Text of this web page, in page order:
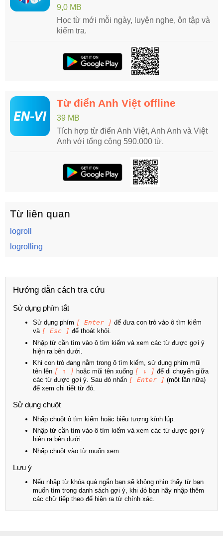
9,0 MB
Học từ mới mỗi ngày, luyện nghe, ôn tập và
kiểm tra.
Từ điển Anh Việt offline
39 MB
Tích hợp từ điển Anh Việt, Anh Anh và Việt
Anh với tổng cộng 590.000 từ.
Từ liên quan
logroll
logrolling
Hướng dẫn cách tra cứu
Sử dụng phím tắt
Sử dụng phím [ Enter ] để đưa con trỏ vào ô tìm kiếm
và [ Esc ] để thoát khỏi.
Nhập từ cần tìm vào ô tìm kiếm và xem các từ được gợi ý
hiện ra bên dưới.
Khi con trỏ đang nằm trong ô tìm kiếm, sử dụng phím mũi
tên lên [ ↑ ] hoặc mũi tên xuống [ ↓ ] để di chuyển giữa
các từ được gợi ý. Sau đó nhấn [ Enter ] (một lần nữa)
để xem chi tiết từ đó.
Sử dụng chuột
Nhấp chuột ô tìm kiếm hoặc biểu tượng kính lúp.
Nhập từ cần tìm vào ô tìm kiếm và xem các từ được gợi ý
hiện ra bên dưới.
Nhấp chuột vào từ muốn xem.
Lưu ý
Nếu nhập từ khóa quá ngắn bạn sẽ không nhìn thấy từ bạn
muốn tìm trong danh sách gợi ý, khi đó bạn hãy nhập thêm
các chữ tiếp theo để hiện ra từ chính xác.